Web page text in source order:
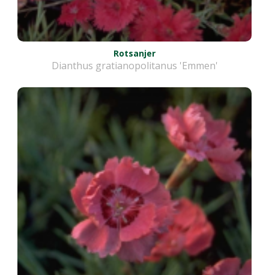
Rotsanjer
Dianthus gratianopolitanus 'Emmen'